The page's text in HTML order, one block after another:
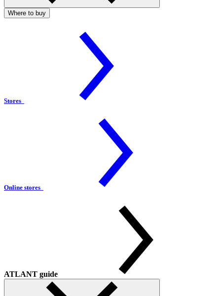
Where to buy
Stores
Online stores
ATLANT guide